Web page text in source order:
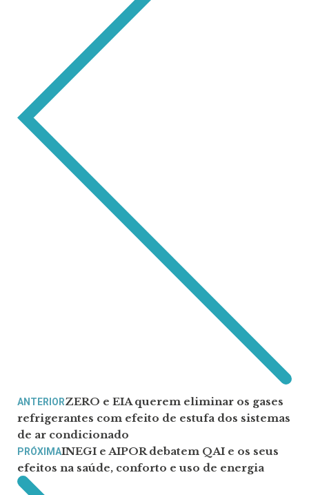
ANTERIORZERO e EIA querem eliminar os gases
refrigerantes com efeito de estufa dos sistemas
de ar condicionado
PRÓXIMAINEGI e AIPOR debatem QAI e os seus
efeitos na saúde, conforto e uso de energia